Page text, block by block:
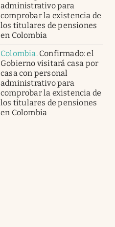
administrativo para
comprobar la existencia de
los titulares de pensiones
en Colombia
Colombia. Confirmado: el
Gobierno visitará casa por
casa con personal
administrativo para
comprobar la existencia de
los titulares de pensiones
en Colombia